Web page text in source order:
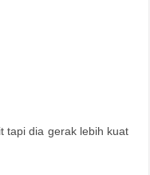
tapi dia gerak lebih kuat